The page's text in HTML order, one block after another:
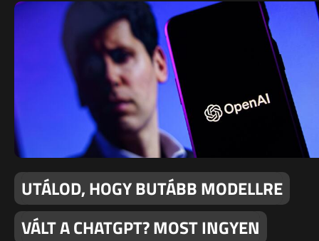
UTÁLOD, HOGY BUTÁBB MODELLRE
VÁLT A CHATGPT? MOST INGYEN